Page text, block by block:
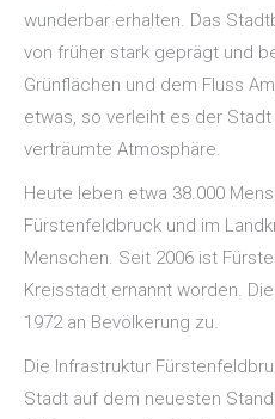
wunderbar erhalten. Das
von früher stark geprägt und
Grünflächen und dem Fluss
etwas, so verleiht es der
verträumte Atmosphäre.
Heute leben etwa 38.000
Fürstenfeldbruck und im
Menschen. Seit 2006 ist
Kreisstadt ernannt worden.
1972 an Bevölkerung zu.
Die Infrastruktur
Stadt auf dem neuesten